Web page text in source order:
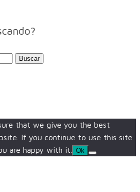
that we give you the best
If you continue to use this site
are happy with it.
Ok